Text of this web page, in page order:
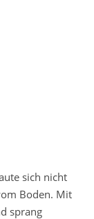
sich nicht
Boden. Mit
sprang